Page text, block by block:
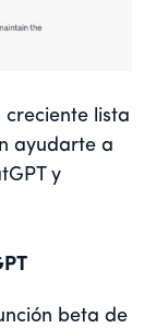
creciente lista
ayudarte a
y
beta de